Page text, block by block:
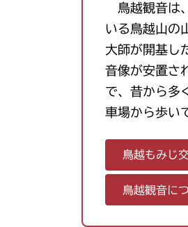
鳥越観音は
いる鳥越山の
大師が開基し
音像が安置さ
で、昔から多
車場から歩い
鳥越もみじ
鳥越観音